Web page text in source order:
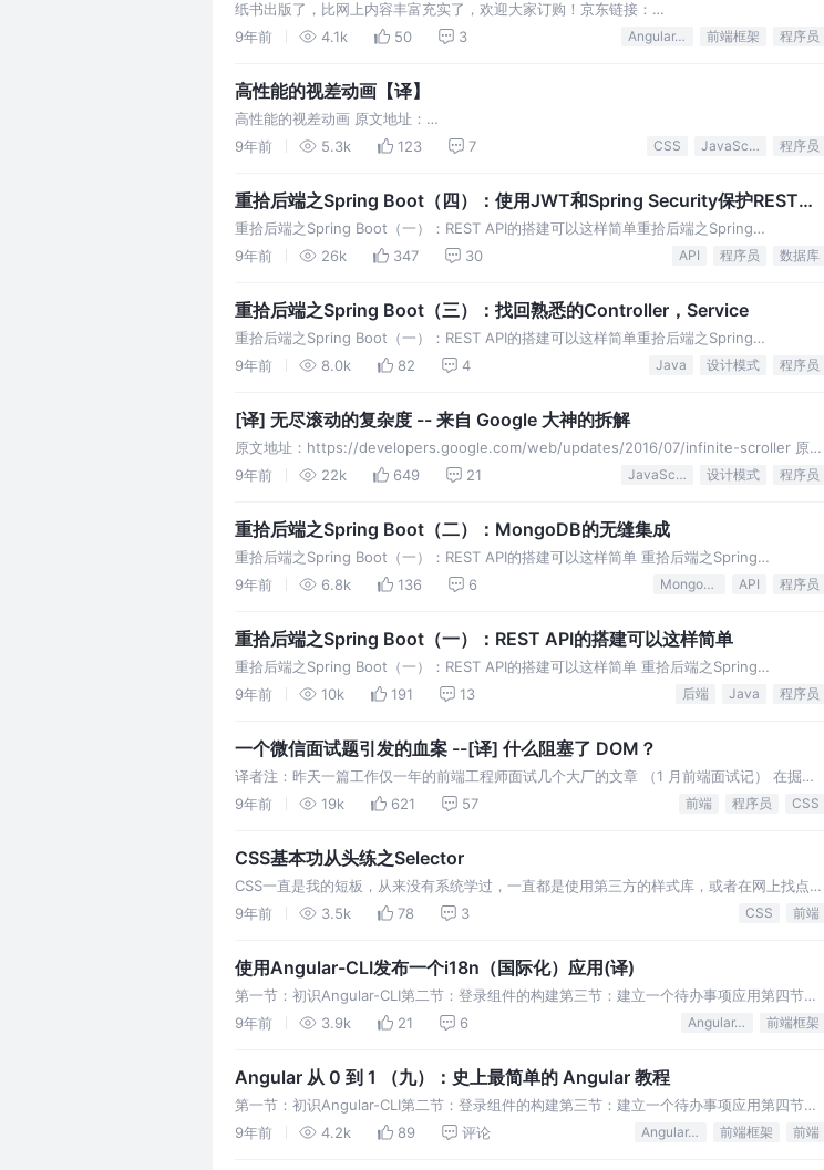
纸书出版了，比网上内容丰富充实了，欢迎大家订购！京东链接：
https://item.m.jd.com/product/12059091.html?from=singlemessage&isappinstalled=0
9年前 4.1k 50 3 Angular.js 前端框架 程序员
高性能的视差动画【译】
高性能的视差动画 原文地址：
https://developers.google.com/web/updates/2016/12/performant-parallaxing原文作
了…
9年前 5.3k 123 7 CSS JavaScript 程序员
重拾后端之Spring Boot（四）：使用JWT和Spring Security保护REST
API
重拾后端之Spring Boot（一）：REST API的搭建可以这样简单重拾后端之Spring
Boot（二）：MongoDb的无缝集成重拾后端之Spring Boot（三）：找回熟悉的
9年前 26k 347 30 API 程序员 数据库
重拾后端之Spring Boot（三）：找回熟悉的Controller，Service
重拾后端之Spring Boot（一）：REST API的搭建可以这样简单重拾后端之Spring
Boot（二）：MongoDb的无缝集成重拾后端之Spring Boot（三）：找回熟悉的
9年前 8.0k 82 4 Java 设计模式 程序员
[译] 无尽滚动的复杂度 -- 来自 Google 大神的拆解
原文地址：https://developers.google.com/web/updates/2016/07/infinite-scroller 原文
作者：Surma 译者：王芃 摘要: 重用你的 DOM 元素以及删除那些远离可视范围的元素。为
9年前 22k 649 21 JavaScript 设计模式 程序员
重拾后端之Spring Boot（二）：MongoDB的无缝集成
重拾后端之Spring Boot（一）：REST API的搭建可以这样简单 重拾后端之Spring
Boot（二）：MongoDb的无缝集成 重拾后端之Spring Boot（三）：找回熟悉的
9年前 6.8k 136 6 MongoDB API 程序员
重拾后端之Spring Boot（一）：REST API的搭建可以这样简单
重拾后端之Spring Boot（一）：REST API的搭建可以这样简单 重拾后端之Spring
Boot（二）：MongoDb的无缝集成 重拾后端之Spring Boot（三）：找回熟悉的
9年前 10k 191 13 后端 Java 程序员
一个微信面试题引发的血案 --[译] 什么阻塞了 DOM？
译者注：昨天一篇工作仅一年的前端工程师面试几个大厂的文章 （1 月前端面试记） 在掘金
火爆起来。一方面大家觉得作者太厉害了，工作近一年，能力竟然这么强（大叔我表示惭
JavaScript 和 CSS 阻塞 DOM 的。…
9年前 19k 621 57 前端 程序员 CSS
CSS基本功从头练之Selector
CSS一直是我的短板，从来没有系统学过，一直都是使用第三方的样式库，或者在网上找点资
料copy。最近感觉应该系统的梳理一下，否则很多概念还是不太清晰。还是属于边学边写的
因为样式最终是要应…
9年前 3.5k 78 3 CSS 前端
使用Angular-CLI发布一个i18n（国际化）应用(译)
第一节：初识Angular-CLI第二节：登录组件的构建第三节：建立一个待办事项应用第四节：
进化！模块化你的应用第五节：多用户版本的待办事项应用第六节：使用第三方样式库及模块
9年前 3.9k 21 6 Angular.js 前端框架
Angular 从 0 到 1 （九）：史上最简单的 Angular 教程
第一节：初识Angular-CLI第二节：登录组件的构建第三节：建立一个待办事项应用第四节：
进化！模块化你的应用第五节：多用户版本的待办事项应用第六节：使用第三方样式库及模块
9年前 4.2k 89 评论 Angular.js 前端框架 前端